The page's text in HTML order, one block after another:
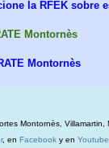
la RFEK sobre
Montornès
Montornès
Montornès, Villamartin,
, en Facebook y en Youtube